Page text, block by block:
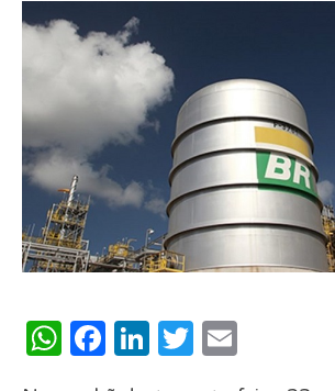
WhatsApp
Facebook
LinkedIn
Twitter